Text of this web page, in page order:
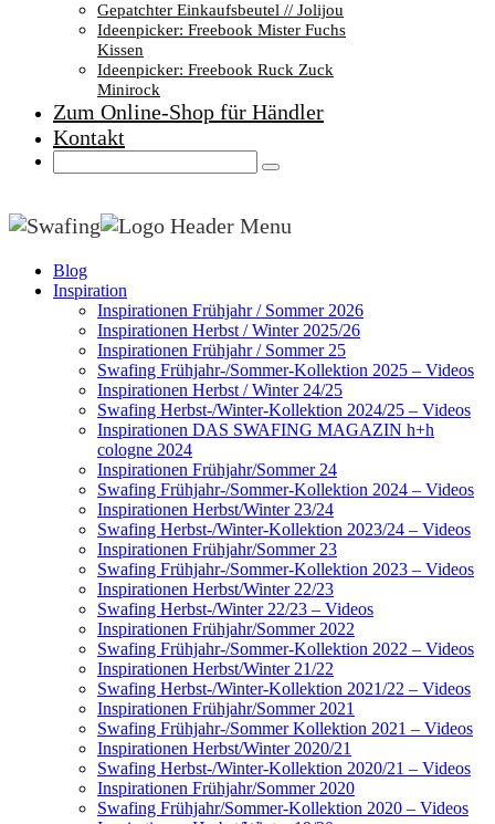
Gepatchter Einkaufsbeutel // Jolijou
Ideenpicker: Freebook Mister Fuchs
Kissen
Ideenpicker: Freebook Ruck Zuck
Minirock
Zum Online-Shop für Händler
Kontakt
Blog
Inspiration
Inspirationen Frühjahr / Sommer 2026
Inspirationen Herbst / Winter 2025/26
Inspirationen Frühjahr / Sommer 25
Swafing Frühjahr-/Sommer-Kollektion 2025 – Videos
Inspirationen Herbst / Winter 24/25
Swafing Herbst-/Winter-Kollektion 2024/25 – Videos
Inspirationen DAS SWAFING MAGAZIN h+h
cologne 2024
Inspirationen Frühjahr/Sommer 24
Swafing Frühjahr-/Sommer-Kollektion 2024 – Videos
Inspirationen Herbst/Winter 23/24
Swafing Herbst-/Winter-Kollektion 2023/24 – Videos
Inspirationen Frühjahr/Sommer 23
Swafing Frühjahr-/Sommer-Kollektion 2023 – Videos
Inspirationen Herbst/Winter 22/23
Swafing Herbst-/Winter 22/23 – Videos
Inspirationen Frühjahr/Sommer 2022
Swafing Frühjahr-/Sommer-Kollektion 2022 – Videos
Inspirationen Herbst/Winter 21/22
Swafing Herbst-/Winter-Kollektion 2021/22 – Videos
Inspirationen Frühjahr/Sommer 2021
Swafing Frühjahr-/Sommer Kollektion 2021 – Videos
Inspirationen Herbst/Winter 2020/21
Swafing Herbst-/Winter-Kollektion 2020/21 – Videos
Inspirationen Frühjahr/Sommer 2020
Swafing Frühjahr/Sommer-Kollektion 2020 – Videos